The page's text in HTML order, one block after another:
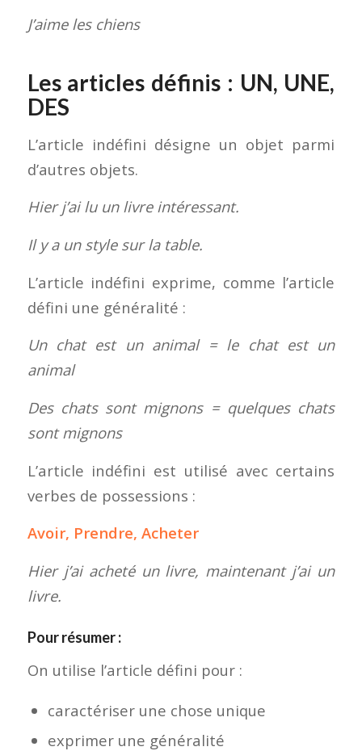
J’aime les chiens
Les articles définis : UN, UNE,
DES
L’article indéfini désigne un objet parmi
d’autres objets.
Hier j’ai lu un livre intéressant.
Il y a un style sur la table.
L’article indéfini exprime, comme l’article
défini une généralité :
Un chat est un animal = le chat est un
animal
Des chats sont mignons = quelques chats
sont mignons
L’article indéfini est utilisé avec certains
verbes de possessions :
Avoir, Prendre, Acheter
Hier j’ai acheté un livre, maintenant j’ai un
livre.
Pour résumer :
On utilise l’article défini pour :
caractériser une chose unique
exprimer une généralité